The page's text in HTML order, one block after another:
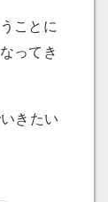
ことに
ってき
きたい